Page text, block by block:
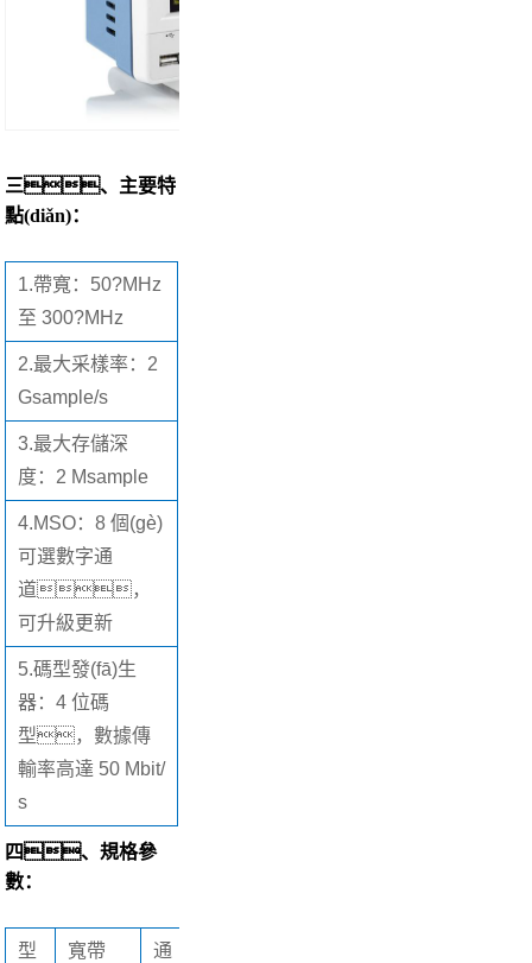
三、主要特
點(diǎn)：
1.帶寬：50?MHz
至 300?MHz
2.最大采樣率：2
Gsample/s
3.最大存儲深
度：2 Msample
4.MSO：8 個(gè)
可選數字通
道，
可升級更新
5.碼型發(fā)生
器：4 位碼
型，數據傳
輸率高達 50 Mbit/
s
四、規格參
數：
型 寬帶 通